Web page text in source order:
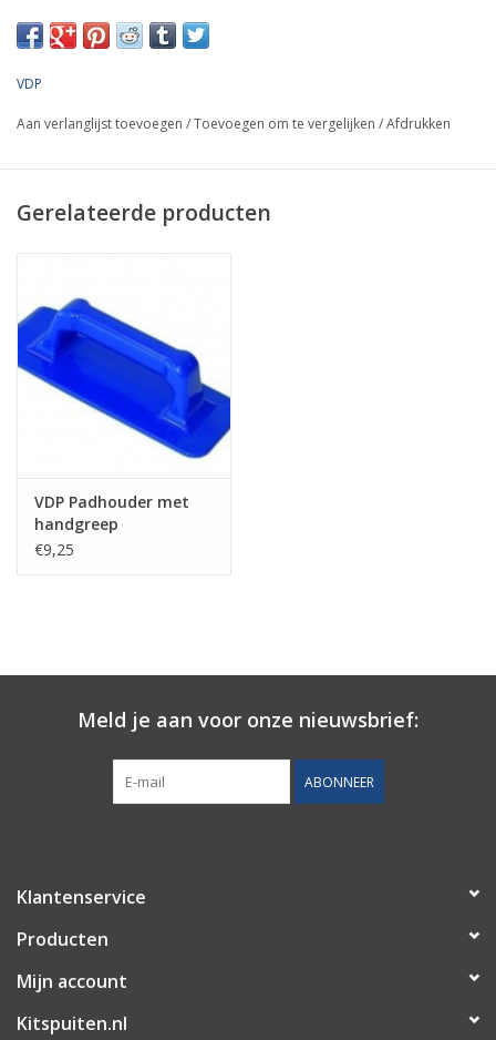
VDP
Aan verlanglijst toevoegen /Toevoegen om te vergelijken /Afdrukken
Gerelateerde producten
VDP Padhouder met
handgreep
€9,25
Meld je aan voor onze nieuwsbrief:
ABONNEER
Klantenservice
Producten
Mijn account
Kitspuiten.nl